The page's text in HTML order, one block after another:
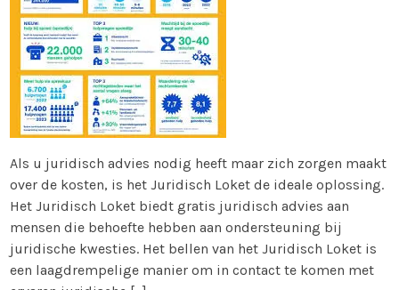
Als u juridisch advies nodig heeft maar zich zorgen maakt
over de kosten, is het Juridisch Loket de ideale oplossing.
Het Juridisch Loket biedt gratis juridisch advies aan
mensen die behoefte hebben aan ondersteuning bij
juridische kwesties. Het bellen van het Juridisch Loket is
een laagdrempelige manier om in contact te komen met